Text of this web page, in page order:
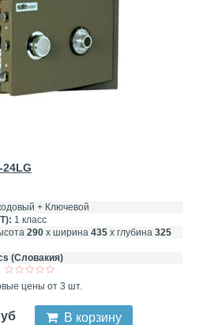
+ Ключевой
1 класс
290 х ширина 435 х глубина 325
(Словакия)
цены от 3 шт.
В корзину